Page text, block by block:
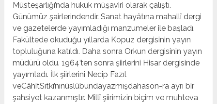
Müsteşarlığı’nda hukuk müşaviri olarak çalış­tı.
Günümüz şairlerindendir. Sanat hayâtına mahallî dergi
ve gazetelerde yayımladığı manzumeler ile başladı.
Fakül­tede okuduğu yıllarda Kopuz dergisinin yayın
topluluğuna katıldı. Daha sonra Orkun dergisinin yayın
müdürü oldu. 1964’ten sonra şiirlerini Hisar dergisinde
yayımladı. İlk şiirle­rini Necip Fazıl
veCâhitSıtkı’nınüslûbundayazmışdahason-ra ayrı bir
şahsiyet kazanmıştır. Millî şiirimizin biçim ve muh­teva